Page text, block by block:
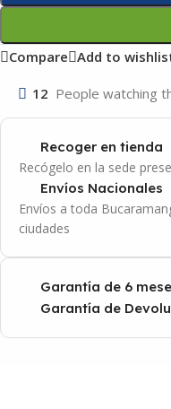
Compare Add to
12 People watching
Recoger en tienda
Recógelo en la sede
Envíos Nacionales
Envíos a toda
ciudades
Garantía de 6
Garantía de